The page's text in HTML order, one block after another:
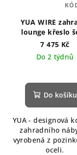
YUA WIRE
lounge křeslo
7 475 Kč
Do 2 týdnů
Do košíku
YUA - designová
zahradního
vyrobená z
oceli.